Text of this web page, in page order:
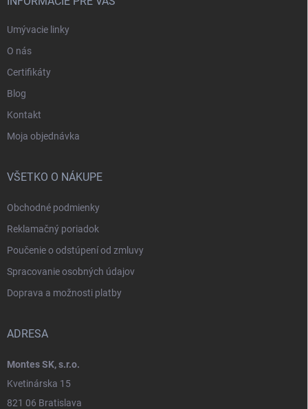
Umývacie linky
O nás
Certifikáty
Blog
Kontakt
Moja objednávka
VŠETKO O NÁKUPE
Obchodné podmienky
Reklamačný poriadok
Poučenie o odstúpení od zmluvy
Spracovanie osobných údajov
Doprava a možnosti platby
ADRESA
Montes SK, s.r.o.
Kvetinárska 15
821 06 Bratislava